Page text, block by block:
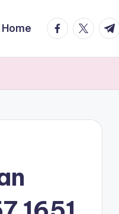
Home facebook.com